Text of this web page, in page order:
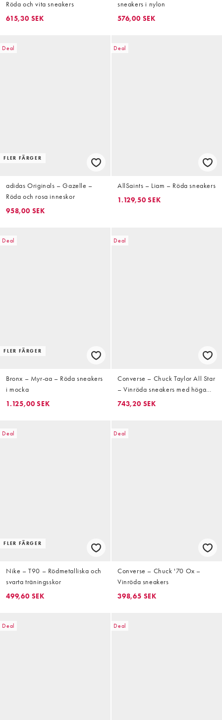
Röda och vita sneakers
615,30 SEK
sneakers i nylon
576,00 SEK
Deal
FLER FÄRGER
adidas Originals – Gazelle –
Röda och rosa inneskor
958,00 SEK
Deal
AllSaints – Liam – Röda sneakers
1.129,50 SEK
Deal
FLER FÄRGER
Bronx – Myr-aa – Röda sneakers
i mocka
1.125,00 SEK
Deal
Converse – Chuck Taylor All Star
– Vinröda sneakers med höga
skaft
743,20 SEK
Deal
FLER FÄRGER
Nike – T90 – Rödmetalliska och
svarta träningsskor
499,60 SEK
Deal
Converse – Chuck '70 Ox –
Vinröda sneakers
398,65 SEK
Deal Deal